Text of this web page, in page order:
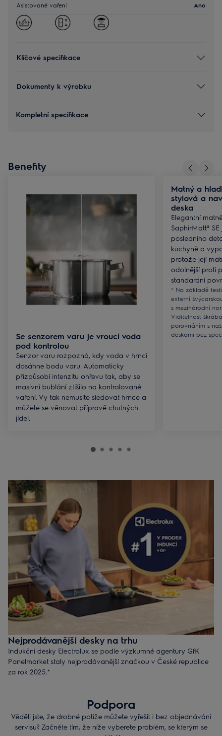
Asistované vaření Ano
Klíčové specifikace
Dokumenty k výrobku
Kompletní specifikace
Benefity
Se senzorem varu je vroucí voda
pod kontrolou
Senzor varu rozpozná, kdy voda v hrnci
dosáhne bodu varu. Automaticky
přizpůsobí intenzitu ohřevu tak, aby se
masivní bublání ztišilo na kontrolované
vaření. Vy tak nemusíte sledovat hrnce a
můžete se věnovat přípravě chutných
jídel.
Matný a
stylová a
deska
Elegantní
SaphirMatt®
posledního
kuchyně a
protože její
odolnější proti
standardní
* Na základě
externí
s mezinárodní
Viditelnost
porovnáním s
deskami bez
Nejprodávanější desky na trhu
Indukční desky Electrolux se podle výzkumné agentury GfK
Panelmarket staly nejprodávanější značkou v České republice
za rok 2025.*
* GfK Market Intelligence: Na základě sledování prodejů
vestavných indukčních desek v České republice za rok 2025.
Podpora
Věděli jste, že drobné potíže můžete vyřešit i bez objednávání
servisu? Začněte tím, že níže vyberete problém, se kterým se